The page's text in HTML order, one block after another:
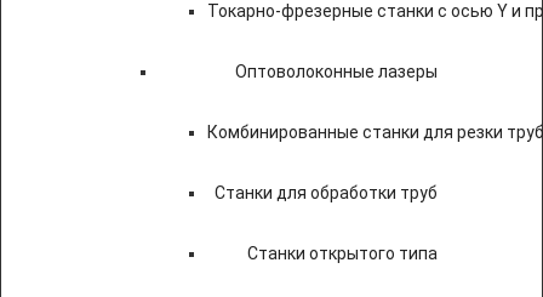
Токарно-фрезерные станки с осью Y и
Оптоволоконные лазеры
Комбинированные станки для резки
Станки для обработки труб
Станки открытого типа